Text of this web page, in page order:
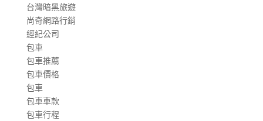
台灣暗黑旅遊
尚奇網路行銷
經紀公司
包車
包車推薦
包車價格
包車
包車車款
包車行程